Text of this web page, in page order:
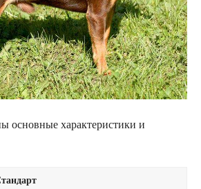
основные характеристики и